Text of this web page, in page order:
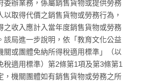
委辦業務，係屬銷售貨物或提供勞務
以取得代價之銷售貨物或勞務行為，
之收入應計入當年度銷售貨物或勞務
該局進一步說明，依「教育文化公益
關或團體免納所得稅適用標準」（以
稅適用標準）第2條第1項及第3條第1
，機關團體如有銷售貨物或勞務之所